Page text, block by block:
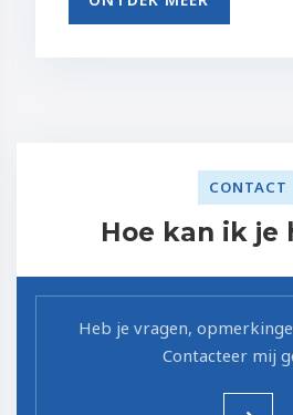
CONTACT
Hoe kan ik je
Heb je vragen,
Contacteer mij